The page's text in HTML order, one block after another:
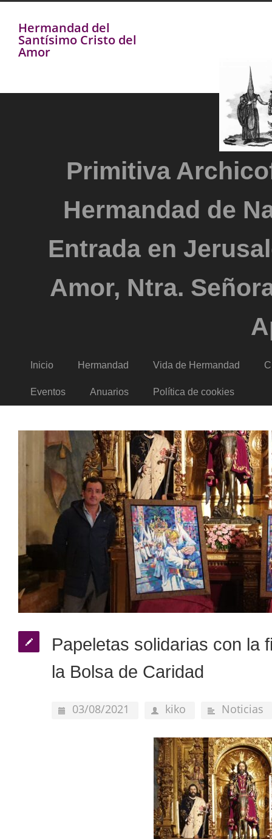
Hermandad del
Santísimo Cristo del
Amor
Primitiva
Hermandad de
Entrada en
Amor, Ntra.
Inicio Hermandad Vida de Hermandad
Eventos Anuarios Política de cookies
Papeletas solidarias con la
la Bolsa de Caridad
03/08/2021 kiko Noticias